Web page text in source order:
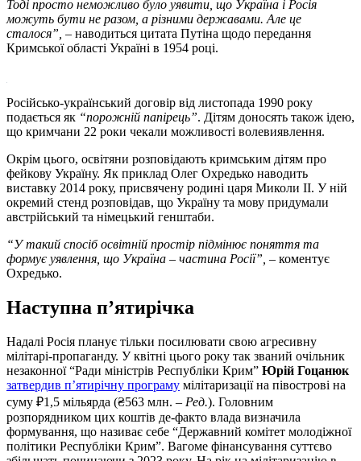
Тоді просто неможливо було уявити, що Україна і Росія
можуть бути не разом, а різними державами. Але це
сталося”, – наводиться цитата Путіна щодо передання
Кримської області Україні в 1954 році.
Російсько-український договір від листопада 1990 року
подається як “порожній папірець”. Дітям доносять також ідею,
що кримчани 22 роки чекали можливості волевиявлення.
Окрім цього, освітяни розповідають кримським дітям про
фейкову Україну. Як приклад Олег Охредько наводить
виставку 2014 року, присвячену родині царя Миколи ІІ. У ній
окремий стенд розповідав, що Україну та мову придумали
австрійський та німецький генштаби.
“У такий спосіб освітній простір підмінює поняття та
формує уявлення, що Україна – частина Росії”, – коментує
Охредько.
Наступна п’ятирічка
Надалі Росія планує тільки посилювати свою агресивну
мілітарі-пропаганду. У квітні цього року так званий очільник
незаконної “Ради міністрів Республіки Крим” Юрій Гоцанюк
затвердив п’ятирічну програму мілітаризації на півострові на
суму ₽1,5 мільярда (₴563 млн. – Ред.). Головним
розпорядником цих коштів де-факто влада визначила
формування, що називає себе “Державний комітет молодіжної
політики Республіки Крим”. Вагоме фінансування суттєво